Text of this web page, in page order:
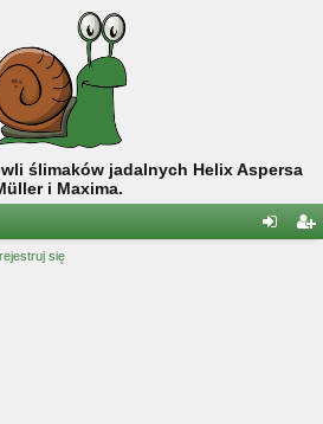
ślimaków jadalnych Helix Aspersa
i Maxima.
się